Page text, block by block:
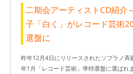
二期会アーティストCD紹介
子「白く」がレコード芸術
選盤に
昨年12月4日にリリースされたソプラノ
年1月「レコード芸術」準特選盤に選ばれ